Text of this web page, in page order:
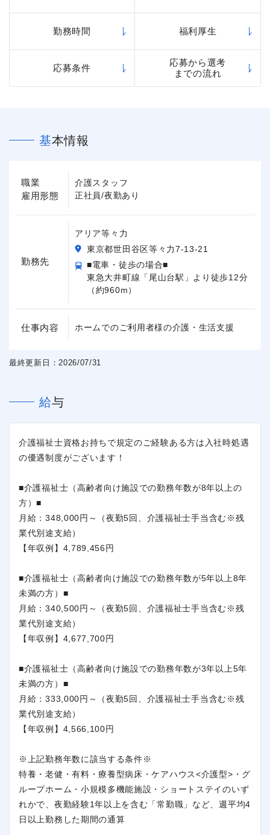
勤務時間 福利厚生
応募条件
応募から選考
までの流れ
基本情報
職業
雇用形態
介護スタッフ
正社員/夜勤あり
勤務先
アリア等々力
東京都世田谷区等々力7-13-21
■電車・徒歩の場合■
東急大井町線「尾山台駅」より徒歩12分
（約960m）
仕事内容 ホームでのご利用者様の介護・生活支援
最終更新日：2026/07/31
給与
介護福祉士資格お持ちで規定のご経験ある方は入社時処遇
の優遇制度がございます！
■介護福祉士（高齢者向け施設での勤務年数が8年以上の
方）■
月給：348,000円～（夜勤5回、介護福祉士手当含む※残
業代別途支給）
【年収例】4,789,456円
■介護福祉士（高齢者向け施設での勤務年数が5年以上8年
未満の方）■
月給：340,500円～（夜勤5回、介護福祉士手当含む※残
業代別途支給）
【年収例】4,677,700円
■介護福祉士（高齢者向け施設での勤務年数が3年以上5年
未満の方）■
月給：333,000円～（夜勤5回、介護福祉士手当含む※残
業代別途支給）
【年収例】4,566,100円
※上記勤務年数に該当する条件※
特養・老健・有料・療養型病床・ケアハウス<介護型>・グ
ループホーム・小規模多機能施設・ショートステイのいず
れかで、夜勤経験1年以上を含む「常勤職」など、週平均4
日以上勤務した期間の通算